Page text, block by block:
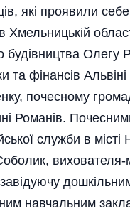
які проявили
Хмельницькій
будівництва Олегу
та фінансів
почесному
Романів.
служби в
навчальним